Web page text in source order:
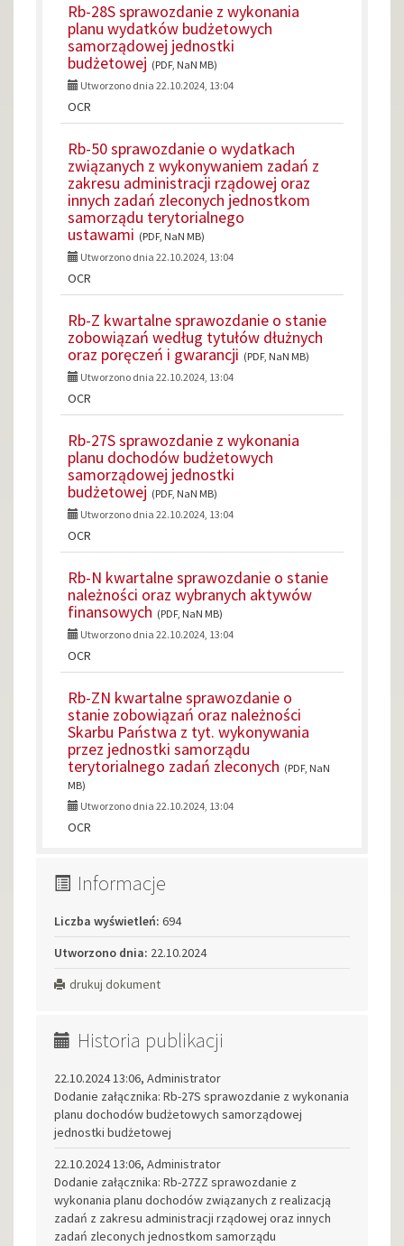
Rb-28S sprawozdanie z wykonania
planu wydatków budżetowych
samorządowej jednostki
budżetowej (PDF, NaN MB)
Utworzono dnia 22.10.2024, 13:04
OCR
Rb-50 sprawozdanie o wydatkach
związanych z wykonywaniem zadań z
zakresu administracji rządowej oraz
innych zadań zleconych jednostkom
samorządu terytorialnego
ustawami (PDF, NaN MB)
Utworzono dnia 22.10.2024, 13:04
OCR
Rb-Z kwartalne sprawozdanie o stanie
zobowiązań według tytułów dłużnych
oraz poręczeń i gwarancji (PDF, NaN MB)
Utworzono dnia 22.10.2024, 13:04
OCR
Rb-27S sprawozdanie z wykonania
planu dochodów budżetowych
samorządowej jednostki
budżetowej (PDF, NaN MB)
Utworzono dnia 22.10.2024, 13:04
OCR
Rb-N kwartalne sprawozdanie o stanie
należności oraz wybranych aktywów
finansowych (PDF, NaN MB)
Utworzono dnia 22.10.2024, 13:04
OCR
Rb-ZN kwartalne sprawozdanie o
stanie zobowiązań oraz należności
Skarbu Państwa z tyt. wykonywania
przez jednostki samorządu
terytorialnego zadań zleconych (PDF, NaN
MB)
Utworzono dnia 22.10.2024, 13:04
OCR
Informacje
Liczba wyświetleń: 694
Utworzono dnia: 22.10.2024
drukuj dokument
Historia publikacji
22.10.2024 13:06, Administrator
Dodanie załącznika: Rb-27S sprawozdanie z wykonania
planu dochodów budżetowych samorządowej
jednostki budżetowej
22.10.2024 13:06, Administrator
Dodanie załącznika: Rb-27ZZ sprawozdanie z
wykonania planu dochodów związanych z realizacją
zadań z zakresu administracji rządowej oraz innych
zadań zleconych jednostkom samorządu